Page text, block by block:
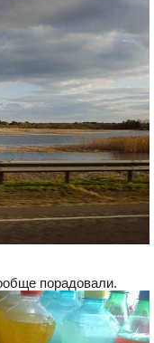
порадовали.